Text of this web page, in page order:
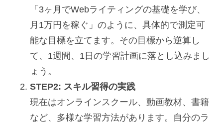
「3ヶ月でWebライティングの基礎を学び、
月1万円を稼ぐ」のように、具体的で測定可
能な目標を立てます。その目標から逆算し
て、1週間、1日の学習計画に落とし込みまし
ょう。
STEP2: スキル習得の実践
現在はオンラインスクール、動画教材、書籍
など、多様な学習方法があります。自分のラ